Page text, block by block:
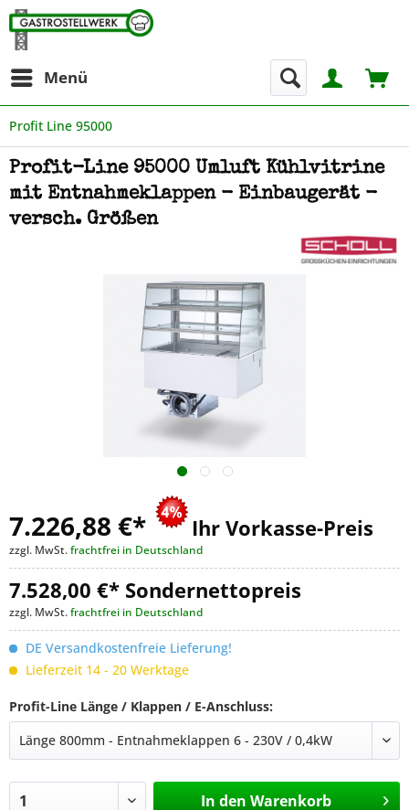
Menü
Profit Line 95000
Profit-Line 95000 Umluft Kühlvitrine
mit Entnahmeklappen - Einbaugerät -
versch. Größen
7.226,88 €* Ihr Vorkasse-Preis
zzgl. MwSt.frachtfrei in Deutschland
7.528,00 €* Sondernettopreis
zzgl. MwSt.frachtfrei in Deutschland
DE Versandkostenfreie Lieferung!
Lieferzeit 14 - 20 Werktage
Profit-Line Länge / Klappen / E-Anschluss:
In den Warenkorb